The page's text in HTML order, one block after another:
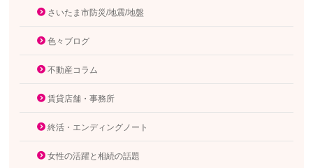
さいたま市防災/地震/地盤
色々ブログ
不動産コラム
賃貸店舗・事務所
終活・エンディングノート
女性の活躍と相続の話題